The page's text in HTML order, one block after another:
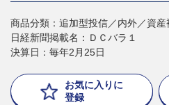
商品分類：追加型投信／内外／資
日経新聞掲載名：ＤＣバラ１
決算日：毎年2月25日
お気に入りに
登録